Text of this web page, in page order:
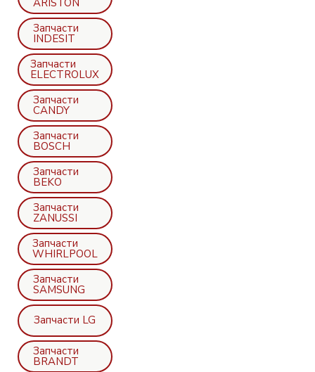
Запчасти
INDESIT
Запчасти
ELECTROLUX
Запчасти
CANDY
Запчасти
BOSCH
Запчасти
BEKO
Запчасти
ZANUSSI
Запчасти
WHIRLPOOL
Запчасти
SAMSUNG
Запчасти LG
Запчасти
BRANDT